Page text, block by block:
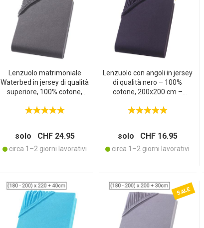
Lenzuolo matrimoniale
Waterbed in jersey di qualità
superiore, 100% cotone,
solo CHF 24.95
circa 1–2 giorni lavorativi
Lenzuolo con angoli in jersey
di qualità nero – 100%
cotone, 200x200 cm –
necessita di stiro, traspirante
solo CHF 16.95
circa 1–2 giorni lavorativi
SALE